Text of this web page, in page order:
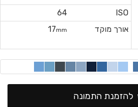
ISO
64
אורך מוקד
17mm
להזמנת התמונה